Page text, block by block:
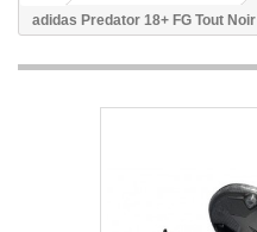
adidas Predator 18+ FG Tout Noir